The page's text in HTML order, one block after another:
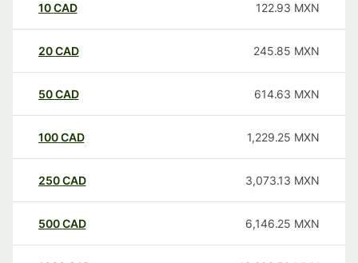
10CAD 122.93 MXN
20CAD 245.85 MXN
50CAD 614.63 MXN
100CAD 1,229.25 MXN
250CAD 3,073.13 MXN
500CAD 6,146.25 MXN